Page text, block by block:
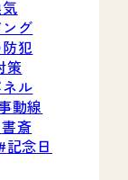
ング
犯
策
ル
動線
書斎
記念日